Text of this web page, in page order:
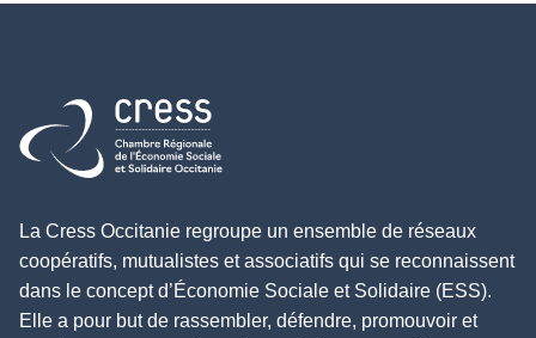
Retour à l'accueil
La Cress Occitanie regroupe un ensemble de réseaux
coopératifs, mutualistes et associatifs qui se reconnaissent
dans le concept d’Économie Sociale et Solidaire (ESS).
Elle a pour but de rassembler, défendre, promouvoir et